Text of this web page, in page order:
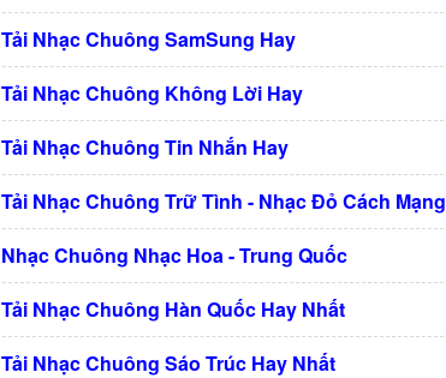
Tải Nhạc Chuông SamSung Hay
Tải Nhạc Chuông Không Lời Hay
Tải Nhạc Chuông Tin Nhắn Hay
Tải Nhạc Chuông Trữ Tình - Nhạc Đỏ Cách Mạng
Nhạc Chuông Nhạc Hoa - Trung Quốc
Tải Nhạc Chuông Hàn Quốc Hay Nhất
Tải Nhạc Chuông Sáo Trúc Hay Nhất